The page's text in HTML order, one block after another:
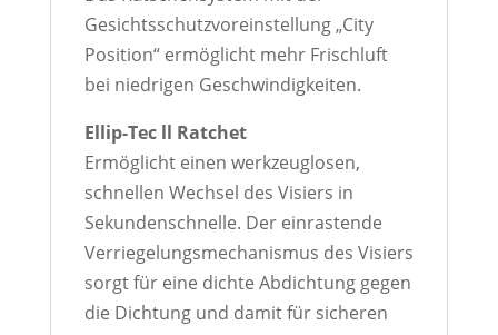
Gesichtsschutzvoreinstellung „City
Position“ ermöglicht mehr Frischluft
bei niedrigen Geschwindigkeiten.
Ellip-Tec ll Ratchet
Ermöglicht einen werkzeuglosen,
schnellen Wechsel des Visiers in
Sekundenschnelle. Der einrastende
Verriegelungsmechanismus des Visiers
sorgt für eine dichte Abdichtung gegen
die Dichtung und damit für sicheren